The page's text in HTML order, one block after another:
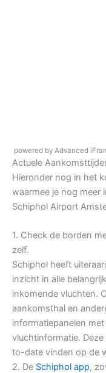
powered by Advanced
Actuele
Hieronder nog in het
waarmee je nog meer
Schiphol Airport
1. Check de borden
zelf.
Schiphol heeft
inzicht in alle
inkomende vluchten.
aankomsthal en
informatiepanelen
vluchtinformatie.
to-date vinden op de
2. De Schiphol app,